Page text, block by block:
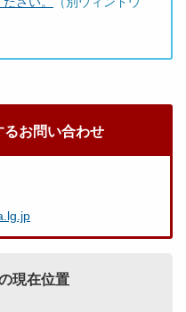
るお問い合わせ
現在位置